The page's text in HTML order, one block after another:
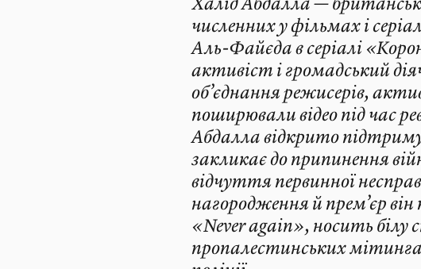
численних у фільмах і
Аль-Файєда в серіалі
активіст і громадський
об’єднання режисерів,
поширювали відео під час
Абдалла відкрито
закликає до припинення
відчуття первинної
нагородження й прем’єр
«Never again», носить білу
пропалестинських